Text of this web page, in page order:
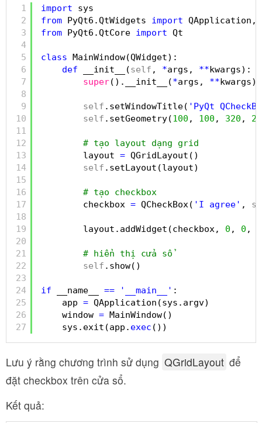
1
2
3
4
5
6
7
8
9
10
11
12
13
14
15
16
17
18
19
20
21
22
23
24
25
26
27
import
sys
from PyQt6.QtWidgets import QApplication,
from PyQt6.QtCore import Qt
class MainWindow(QWidget):
def
__init__(self , *args, **kwargs):
super().__init__(*args, **kwargs)
self .setWindowTitle( 'PyQt
self .setGeometry(100 , 100 , 320 ,
# tạo layout dạng grid
layout = QGridLayout()
self .setLayout(layout)
# tạo checkbox
checkbox = QCheckBox( 'I agree' ,
layout.addWidget(checkbox, 0 , 0 ,
# hiển thị cửa sổ
self .show()
if __name__ == '__main__' :
app = QApplication(sys.argv)
window = MainWindow()
sys.exit(app. exec ())
Lưu ý rằng chương trình sử dụng QGridLayout để
đặt checkbox trên cửa sổ.
Kết quả: